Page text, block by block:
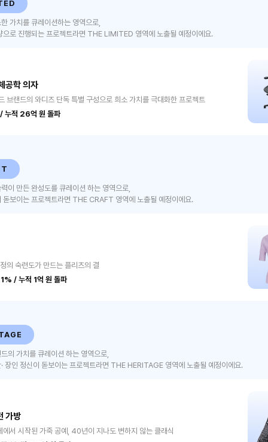
가치를 큐레이션하는 영역으로,
으로 진행되는 프로젝트라면 THE LIMITED 영역에 노출될 예정이에요.
공학 의자
브랜드의 와디즈 단독 특별 구성으로 희소 가치를 극대화한 프로젝트
누적 26억 원 돌파
이 만든 완성도를 큐레이션 하는 영역으로,
돋보이는 프로젝트라면 THE CRAFT 영역에 노출될 예정이에요.
의 숙련도가 만드는 플리츠의 결
/ 누적 1억 원 돌파
의 가치를 큐레이션 하는 영역으로,
장인 정신이 돋보이는 프로젝트라면 THE HERITAGE 영역에 노출될 예정이에요.
가방
서 시작된 가죽 공예, 40년이 지나도 변하지 않는 클래식